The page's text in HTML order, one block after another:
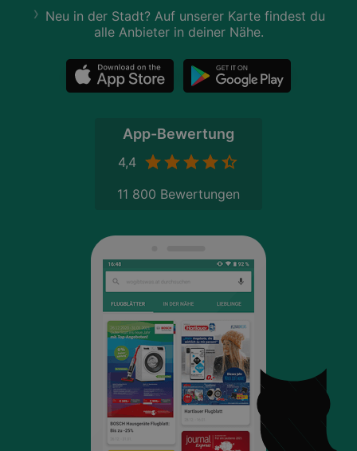
Neu in der Stadt? Auf unserer Karte findest du
alle Anbieter in deiner Nähe.
App-Bewertung
4,4
11 800 Bewertungen